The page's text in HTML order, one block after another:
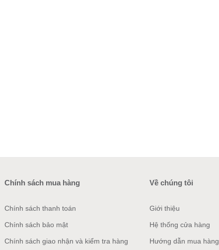
Chính sách mua hàng
Chính sách thanh toán
Chính sách bảo mật
Chính sách giao nhận và kiểm tra hàng
Về chúng tôi
Giới thiệu
Hệ thống cửa hàng
Hướng dẫn mua hàng